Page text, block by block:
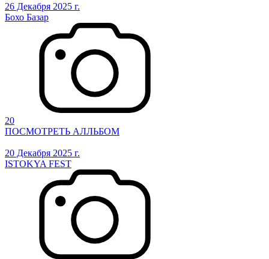
26 Декабря 2025 г.
Бохо Базар
20
ПОСМОТРЕТЬ АЛЛЬБОМ
20 Декабря 2025 г.
ISTOKYA FEST